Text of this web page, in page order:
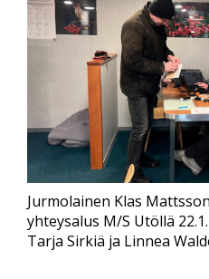
Jurmolainen Klas
yhteysalus M/S Utöllä
Tarja Sirkiä ja Linnea